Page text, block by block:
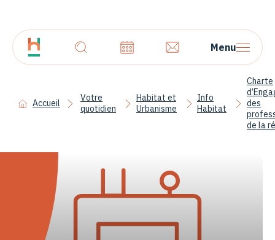
Menu
Accueil
Votre
quotidien
Habitat et
Urbanisme
Info
Habitat
Charte
des
de la